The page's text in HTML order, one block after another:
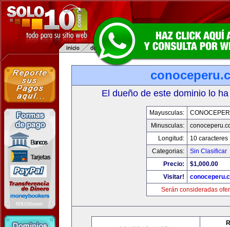
El dueño de este dominio lo
Mayusculas:
Minusculas:
Longitud:
10 caracteres
Categorias:
Sin Clasificar
Precio:
$1,000.00
Visitar!
Serán consideradas